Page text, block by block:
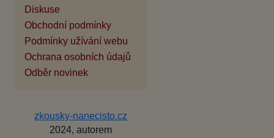
Diskuse
Obchodní podmínky
Podmínky užívání webu
Ochrana osobních údajů
Odběr novinek
zkousky-nanecisto.cz
2024, autorem